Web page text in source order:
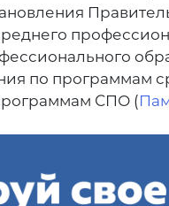
по программам
СПО (